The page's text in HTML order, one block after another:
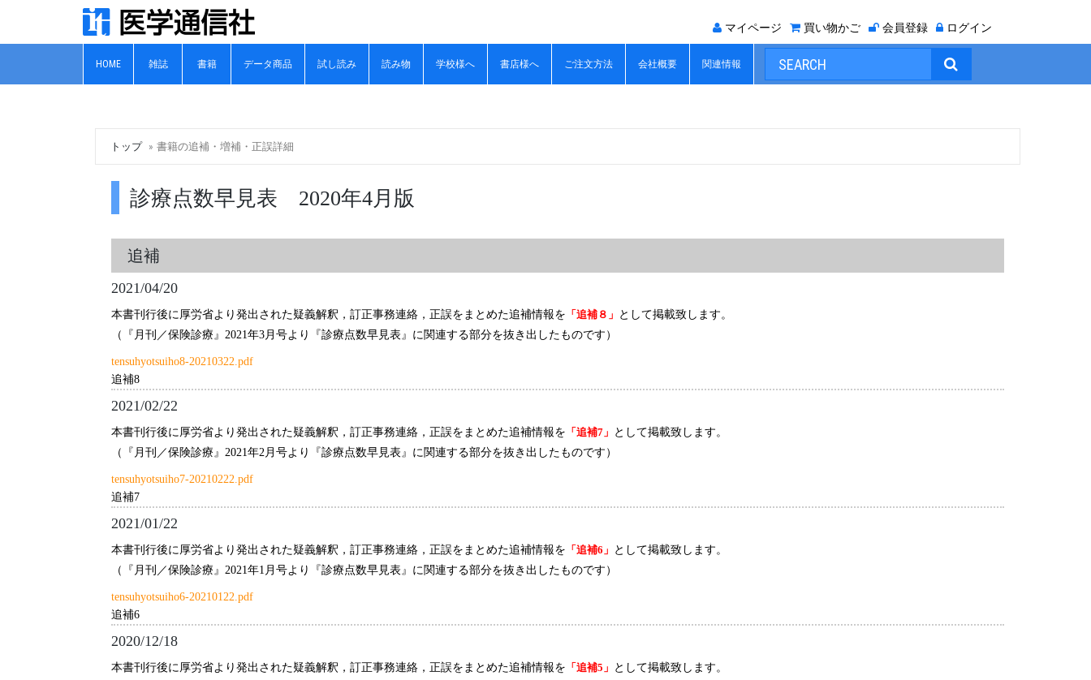
マイページ 買い物かご 会員登録 ログイン
HOME 雑誌 書籍 データ商品 試し読み 読み物 学校様へ 書店様へ ご注文方法 会社概要 関連情報 
トップ 書籍の追補・増補・正誤詳細
診療点数早見表 2020年4月版
追補
2021/04/20
本書刊行後に厚労省より発出された疑義解釈，訂正事務連絡，正誤をまとめた追補情報を 「追補８」 として掲載致します。
（『月刊／保険診療』2021年3月号より『診療点数早見表』に関連する部分を抜き出したものです）
tensuhyotsuiho8-20210322.pdf
追補8
2021/02/22
本書刊行後に厚労省より発出された疑義解釈，訂正事務連絡，正誤をまとめた追補情報を 「追補7」 として掲載致します。
（『月刊／保険診療』2021年2月号より『診療点数早見表』に関連する部分を抜き出したものです）
tensuhyotsuiho7-20210222.pdf
追補7
2021/01/22
本書刊行後に厚労省より発出された疑義解釈，訂正事務連絡，正誤をまとめた追補情報を 「追補6」 として掲載致します。
（『月刊／保険診療』2021年1月号より『診療点数早見表』に関連する部分を抜き出したものです）
tensuhyotsuiho6-20210122.pdf
追補6
2020/12/18
本書刊行後に厚労省より発出された疑義解釈，訂正事務連絡，正誤をまとめた追補情報を 「追補5」 として掲載致します。